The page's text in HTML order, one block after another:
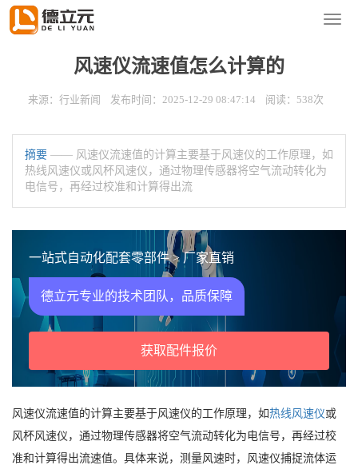
导
您的位置：首页
风速仪流速值怎么计算的
来源：行业新闻 发布时间：2025-12-29 08:47:14 阅读：538次
摘要 —— 风速仪流速值的计算主要基于风速仪的工作原理，如
热线风速仪或风杯风速仪，通过物理传感器将空气流动转化为
电信号，再经过校准和计算得出流
一站式自动化配套零部件 > 厂家直销
德立元专业的技术团队，品质保障
获取配件报价
风速仪流速值的计算主要基于风速仪的工作原理，如热线风速仪或
风杯风速仪，通过物理传感器将空气流动转化为电信号，再经过校
准和计算得出流速值。具体来说，测量风速时，风速仪捕捉流体运